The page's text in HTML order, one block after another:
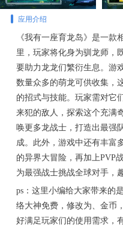
应用介绍
《我有一座育龙岛》是一
里，玩家将化身为驯龙师，
要助力龙龙们繁衍生息。游
数量众多的萌龙可供收集，
的招式与技能。玩家需对它
来犯的敌人，探索这个充满
唤更多龙战士，打造出最强
成。此外，游戏中还有丰富
的异界大冒险，再加上PVP
为最强战士挑战全球对手，
ps：这里小编给大家带来的
络大神免费，修改为、金币
好满足玩家们的使用需求，